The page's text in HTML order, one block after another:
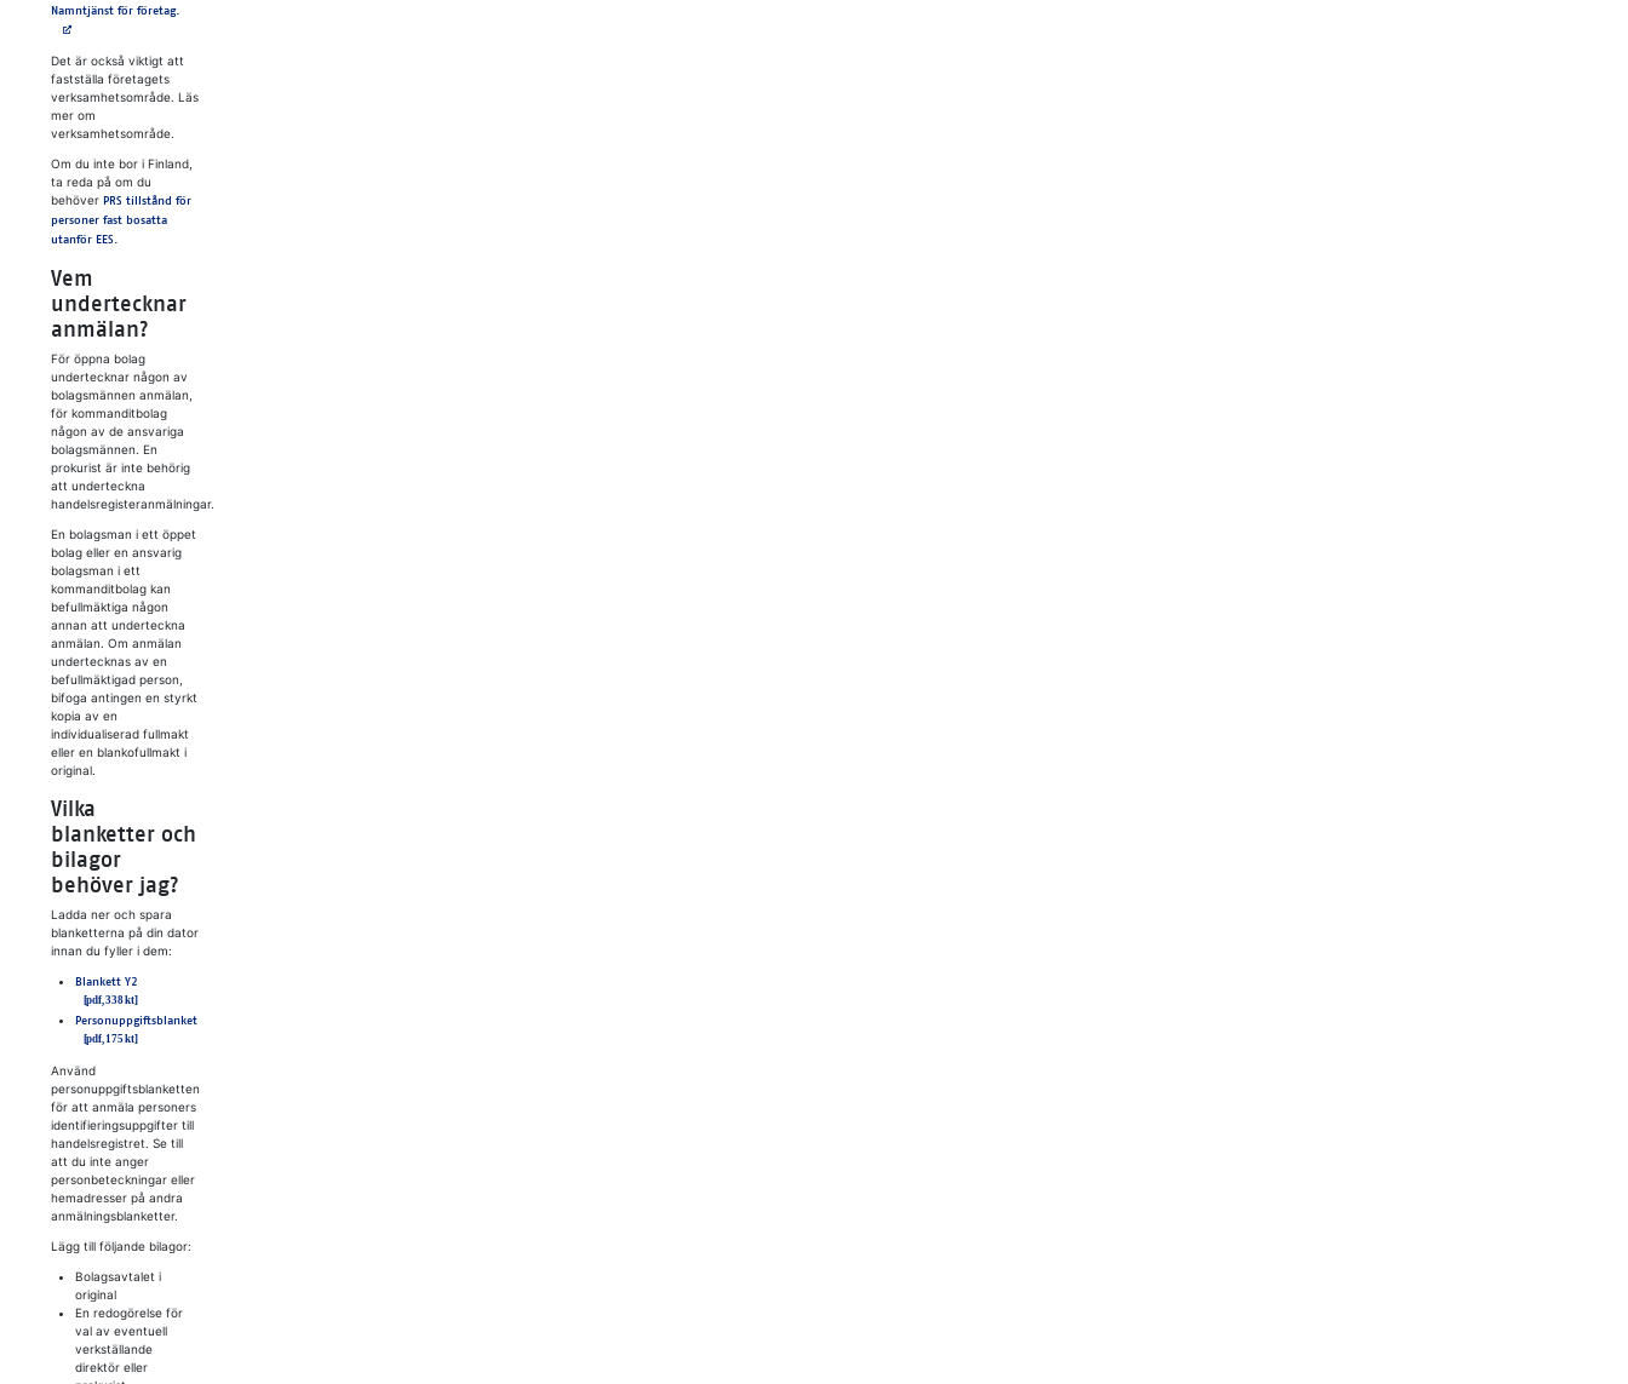
Namntjänst för företag.
Det är också viktigt att
fastställa företagets
verksamhetsområde. Läs
mer om
verksamhetsområde.
Om du inte bor i Finland,
ta reda på om du
behöver PRS tillstånd för
personer fast bosatta
utanför EES.
Vem
undertecknar
anmälan?
För öppna bolag
undertecknar någon av
bolagsmännen anmälan,
för kommanditbolag
någon av de ansvariga
bolagsmännen. En
prokurist är inte behörig
att underteckna
handelsregisteranmälningar.
En bolagsman i ett öppet
bolag eller en ansvarig
bolagsman i ett
kommanditbolag kan
befullmäktiga någon
annan att underteckna
anmälan. Om anmälan
undertecknas av en
befullmäktigad person,
bifoga antingen en styrkt
kopia av en
individualiserad fullmakt
eller en blankofullmakt i
original.
Vilka
blanketter och
bilagor
behöver jag?
Ladda ner och spara
blanketterna på din dator
innan du fyller i dem:
Blankett Y2
Personuppgiftsblanket
Använd
personuppgiftsblanketten
för att anmäla personers
identifieringsuppgifter till
handelsregistret. Se till
att du inte anger
personbeteckningar eller
hemadresser på andra
anmälningsblanketter.
Lägg till följande bilagor:
Bolagsavtalet i
original
En redogörelse för
val av eventuell
verkställande
direktör eller